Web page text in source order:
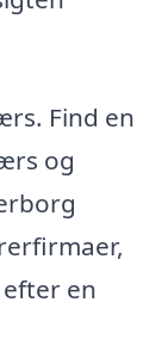
Find en
og
en